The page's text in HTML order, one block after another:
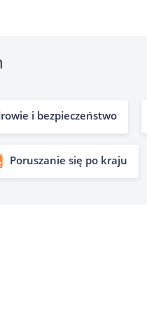
i bezpieczeństwo
Poruszanie się po kraju